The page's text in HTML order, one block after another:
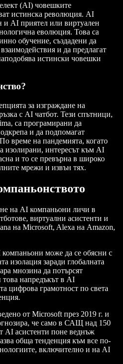
(AI) човешките
истинска революция. AI
и AI приятел или виртуален
еволюция. Това са
обучение, създадени да
и да предлагат
истински човешки
за изграждане на
с AI чатбот. Тези спътници,
са програмирани да
и да подпомагат
време на пандемията, когато
изолирани, интересът към AI
и то се превърна в широко
мрежи и извън тях.
на AI компаньони личи в
виртуални асистенти и
на Microsoft, Alexa на Amazon,
може да се обясни с
изолация заради глобалната
мнозина да потърсят
напредъкът в AI
цифрова грамотност по света
от Microsoft през 2019 г. и
че само в САЩ над 150
AI асистенти поне веднъж
обща тенденция към все по-
включително и на AI